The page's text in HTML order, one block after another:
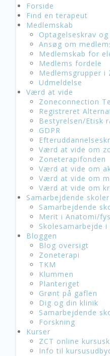
Forside
Find en terapeut
Medlemskab
Optagelseskrav
Ansøg om
Medlemskab for
Medlems fordele
Medlemsgrupper i
Udmeldelse
Værd at vide
Zoneconnection
Registreret
Bestyrelsen/Etisk
GDPR
Værd at vide om
Zoneterapifonden
Værd at vide om
Værd at vide om
Værd at vide om
Samarbejdende skoler
Samarbejdende
Merit i Anatomi/
Skolesamarbejde i
Bloggen
Blog oversigt
Zoneterapi
TKM
Klummen
Planteriget
Grønt på gaflen
Dig og din klinik
Samarbejdende
Forskning
Kurser
ZCT online
Info til